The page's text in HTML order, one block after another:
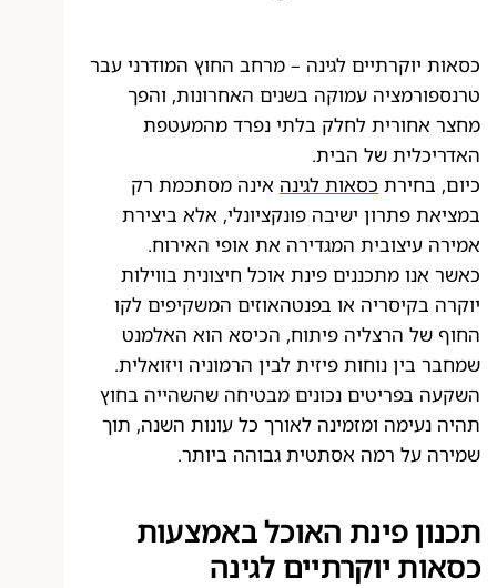
כסאות יוקרתיים לגינה – מרחב החוץ המודרני עבר
טרנספורמציה עמוקה בשנים האחרונות, והפך
מחצר אחורית לחלק בלתי נפרד מהמעטפת
האדריכלית של הבית.
כיום, בחירת כסאות לגינה אינה מסתכמת רק
במציאת פתרון ישיבה פונקציונלי, אלא ביצירת
אמירה עיצובית המגדירה את אופי האירוח.
כאשר אנו מתכננים פינת אוכל חיצונית בווילות
יוקרה בקיסריה או בפנטהאוזים המשקיפים לקו
החוף של הרצליה פיתוח, הכיסא הוא האלמנט
שמחבר בין נוחות פיזית לבין הרמוניה ויזואלית.
השקעה בפריטים נכונים מבטיחה שהשהייה בחוץ
תהיה נעימה ומזמינה לאורך כל עונות השנה, תוך
שמירה על רמה אסתטית גבוהה ביותר.
תכנון פינת האוכל באמצעות
כסאות יוקרתיים לגינה